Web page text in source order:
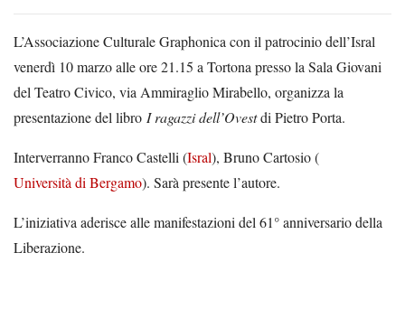
L’Associazione Culturale Graphonica con il patrocinio dell’Isral
venerdì 10 marzo alle ore 21.15 a Tortona presso la Sala Giovani
del Teatro Civico, via Ammiraglio Mirabello, organizza la
presentazione del libro I ragazzi dell’Ovestdi Pietro Porta.
Interverranno Franco Castelli (Isral), Bruno Cartosio (
Università di Bergamo). Sarà presente l’autore.
L’iniziativa aderisce alle manifestazioni del 61° anniversario della
Liberazione.